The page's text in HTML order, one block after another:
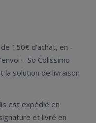
150€ d'achat, en -
– So Colissimo
la solution de livraison
est expédié en
et livré en